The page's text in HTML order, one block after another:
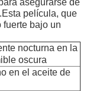
asegurarse de
película, que
fuerte bajo un
nocturna en la
oscura
en el aceite de